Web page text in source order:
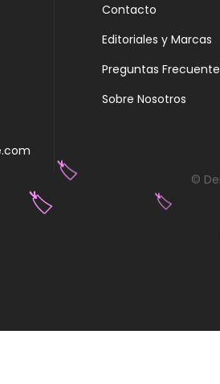
Contacto
Editoriales y Marcas
Preguntas
Sobre Nosotros
©